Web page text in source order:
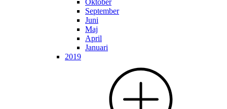
Oktober
September
Juni
Maj
April
Januari
2019